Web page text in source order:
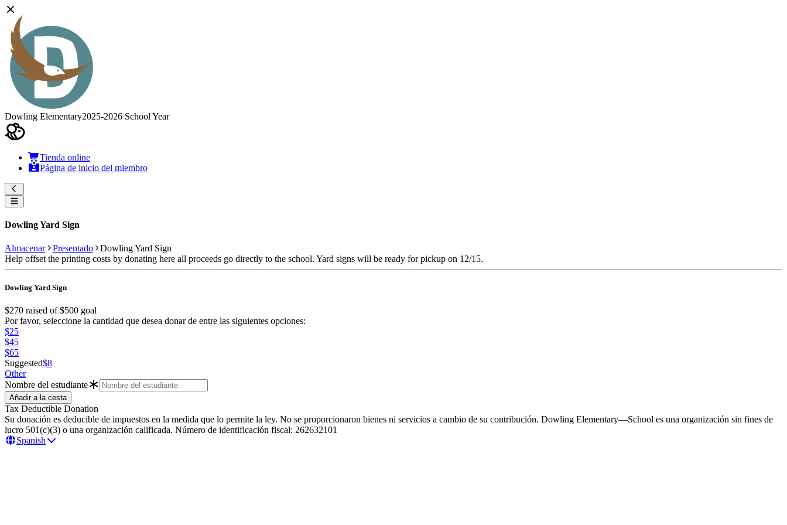
Dowling Elementary2025-2026 School Year
Tienda online
Página de inicio del miembro
Dowling Yard Sign
Almacenar Presentado
Dowling Yard Sign
Help offset the printing costs by donating here all proceeds go directly to the school. Yard signs will be ready for pickup on 12/15.
Dowling Yard Sign
$270 raised of$500 goal
Por favor, seleccione la cantidad que desea donar de entre las siguientes opciones:
$25
$45
$65
Suggested$8
Other
Nombre del estudiante
Tax Deductible Donation
Su donación es deducible de impuestos en la medida que lo permite la ley. No se proporcionaron bienes ni servicios a cambio de su contribución. Dowling Elementary—School es una organización sin fines de
lucro 501(c)(3) o una organización calificada. Número de identificación fiscal: 262632101
Spanish